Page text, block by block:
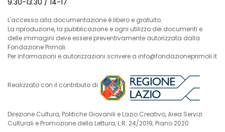
9.30-13.30 / 14-17
L'accesso alla documentazione è libero e gratuito.
La riproduzione, la pubblicazione e ogni utilizzo dei documenti e
delle immagini deve essere preventivamente autorizzata dalla
Fondazione Primoli.
Per informazioni e autorizzazioni scrivere a info@fondazioneprimoli.it
Realizzato con il contributo di
Direzione Cultura, Politiche Giovanili e Lazio Creativo, Area Servizi
Culturali e Promozione della Lettura, L.R. 24/2019, Piano 2020